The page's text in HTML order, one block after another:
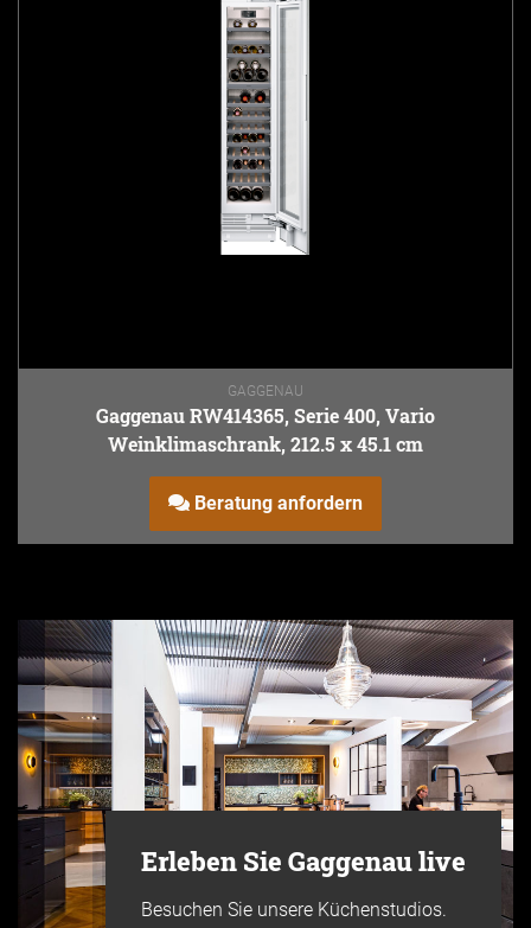
GAGGENAU
Gaggenau RW414365, Serie 400, Vario
Weinklimaschrank, 212.5 x 45.1 cm
Beratung anfordern
Erleben Sie Gaggenau live
Besuchen Sie unsere Küchenstudios.